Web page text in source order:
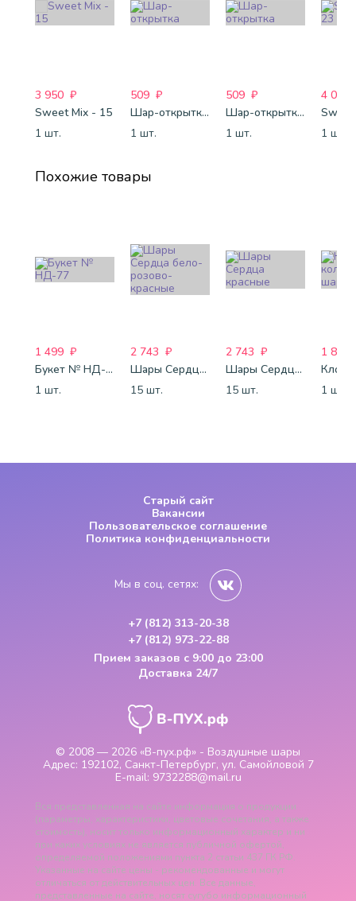
3 950 ₽
Sweet Mix - 15
1 шт.
509 ₽
Шар-открытка "Звезда" (45 см) - 1
1 шт.
509 ₽
Шар-открытка "Сердце" (45 см) - 2
1 шт.
4 088
1 шт.
Похожие товары
1 499 ₽
Букет № НД-77
1 шт.
2 743 ₽
Шары Сердца бело-розово-красные
15 шт.
2 743 ₽
Шары Сердца красные
15 шт.
1 800
1 шт.
© 2008 — 2026 «В-пух.рф» - Воздушные шары
Адрес: 192102, Санкт-Петербург, ул. Самойловой 7
E-mail: 9732288@mail.ru
Старый сайт
Вакансии
Пользовательское соглашение
Политика конфиденциальности
Мы в соц. сетях:
+7 (812) 313-20-38
+7 (812) 973-22-88
Прием заказов с 9:00 до 23:00
Доставка 24/7
Вся представленная на сайте информация о продукции
(параметры, характеристики, цветовые сочетания, а также
стоимость), носит только информационный характер и ни
при каких условиях не является публичной офертой,
определяемой положениями пункта 2 статьи 437 ГК РФ.
Указанные на сайте цены - рекомендованные и могут
отличаться от действительных цен. Все данные,
представленные на сайте, носят сугубо информационный